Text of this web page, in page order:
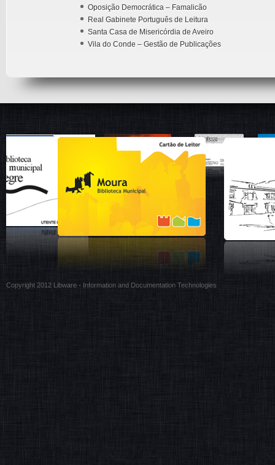
Oposição Democrática – Famalicão
Real Gabinete Português de Leitura
Santa Casa de Misericórdia de Aveiro
Vila do Conde – Gestão de Publicações
Copyright 2012 Libware - Information and Documentation Technologies